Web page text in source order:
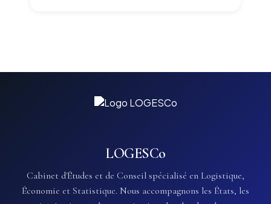
LOGESCo
Cabinet d'Études et de Conseil spécialisé en Logistique,
Économie et Statistique. Nous accompagnons les États, les